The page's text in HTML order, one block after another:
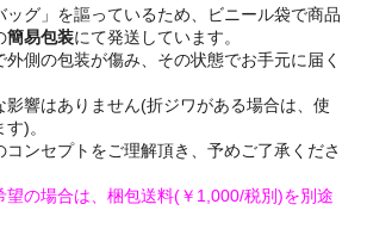
ッグ」を謳っているため、ビニール袋で商品
簡易包装にて発送しています。
側の包装が傷み、その状態でお手元に届く
影響はありません(折ジワがある場合は、使
)。
コンセプトをご理解頂き、予めご了承くださ
の場合は、梱包送料(￥1,000/税別)を別途